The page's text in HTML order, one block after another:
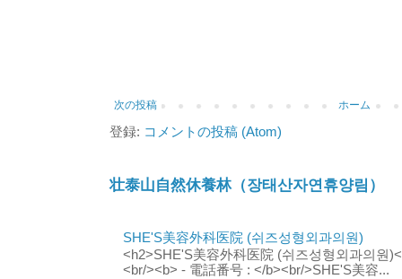
次の投稿 ホーム
登録: コメントの投稿 (Atom)
壮泰山自然休養林（장태산자연휴양림）
SHE'S美容外科医院 (쉬즈성형외과의원)
<h2>SHE'S美容外科医院 (쉬즈성형외과의원
<br/><b> - 電話番号 : </b><br/>SHE'S美容...